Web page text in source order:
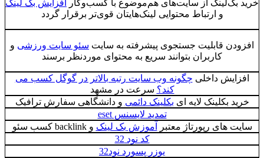
خرید بک‌لینک از سایت‌های هم‌موضوع با کسب‌وکار
افزایش بک لینک
و ارتباط محتوایی لینک‌هایتان قوی‌تر برقرار گردد
افزودن قابلیت جستجوی پیشرفته به سایت سئو سایت ورزشی و
کاربران بتوانند سریع به محتوای موردنظر برسند
افزایش داخلی چگونه وب سایت رتبه بالاتر در گوگل کسب می
کند؟ سرعت در مشهد
خرید بکلینک لایه ای بکلینک دائمی و دانشگاهی سفارش ترافیک
تمدید لایسنس eset
سایت های رپورتاژ معتبر
آموزش بک لینک و backlink کسب سئو
کد نود 32
یوزر پسورد نود32